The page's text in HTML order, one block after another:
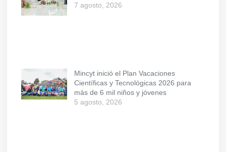
7 agosto, 2026
Mincyt inició el Plan Vacaciones
Científicas y Tecnológicas 2026 para
más de 6 mil niños y jóvenes
5 agosto, 2026